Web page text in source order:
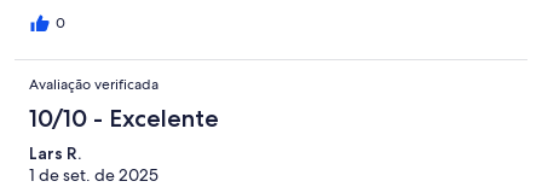
0
Avaliação verificada
10/10 - Excelente
Lars R.
1 de set. de 2025